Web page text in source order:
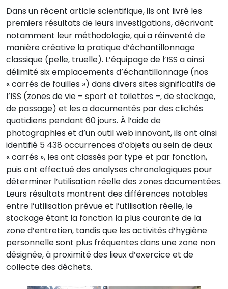
Dans un récent article scientifique, ils ont livré les
premiers résultats de leurs investigations, décrivant
notamment leur méthodologie, qui a réinventé de
manière créative la pratique d’échantillonnage
classique (pelle, truelle). L’équipage de l’ISS a ainsi
délimité six emplacements d’échantillonnage (nos
« carrés de fouilles ») dans divers sites significatifs de
l’ISS (zones de vie – sport et toilettes –, de stockage,
de passage) et les a documentés par des clichés
quotidiens pendant 60 jours. À l’aide de
photographies et d’un outil web innovant, ils ont ainsi
identifié 5 438 occurrences d’objets au sein de deux
« carrés », les ont classés par type et par fonction,
puis ont effectué des analyses chronologiques pour
déterminer l’utilisation réelle des zones documentées.
Leurs résultats montrent des différences notables
entre l’utilisation prévue et l’utilisation réelle, le
stockage étant la fonction la plus courante de la
zone d’entretien, tandis que les activités d’hygiène
personnelle sont plus fréquentes dans une zone non
désignée, à proximité des lieux d’exercice et de
collecte des déchets.